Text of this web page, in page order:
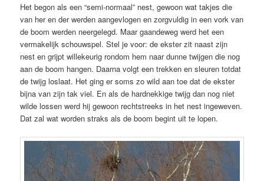
Het begon als een “semi-normaal” nest, gewoon wat takjes die
van her en der werden aangevlogen en zorgvuldig in een vork van
de boom werden neergelegd. Maar gaandeweg werd het een
vermakelijk schouwspel. Stel je voor: de ekster zit naast zijn
nest en grijpt willekeurig rondom hem naar dunne twijgen die nog
aan de boom hangen. Daarna volgt een trekken en sleuren totdat
de twijg loslaat. Het ging er soms zo wild aan toe dat de ekster
bijna van zijn tak viel. En als de hardnekkige twijg dan nog niet
wilde lossen werd hij gewoon rechtstreeks in het nest ingeweven.
Dat zal wat worden straks als de boom begint uit te lopen.